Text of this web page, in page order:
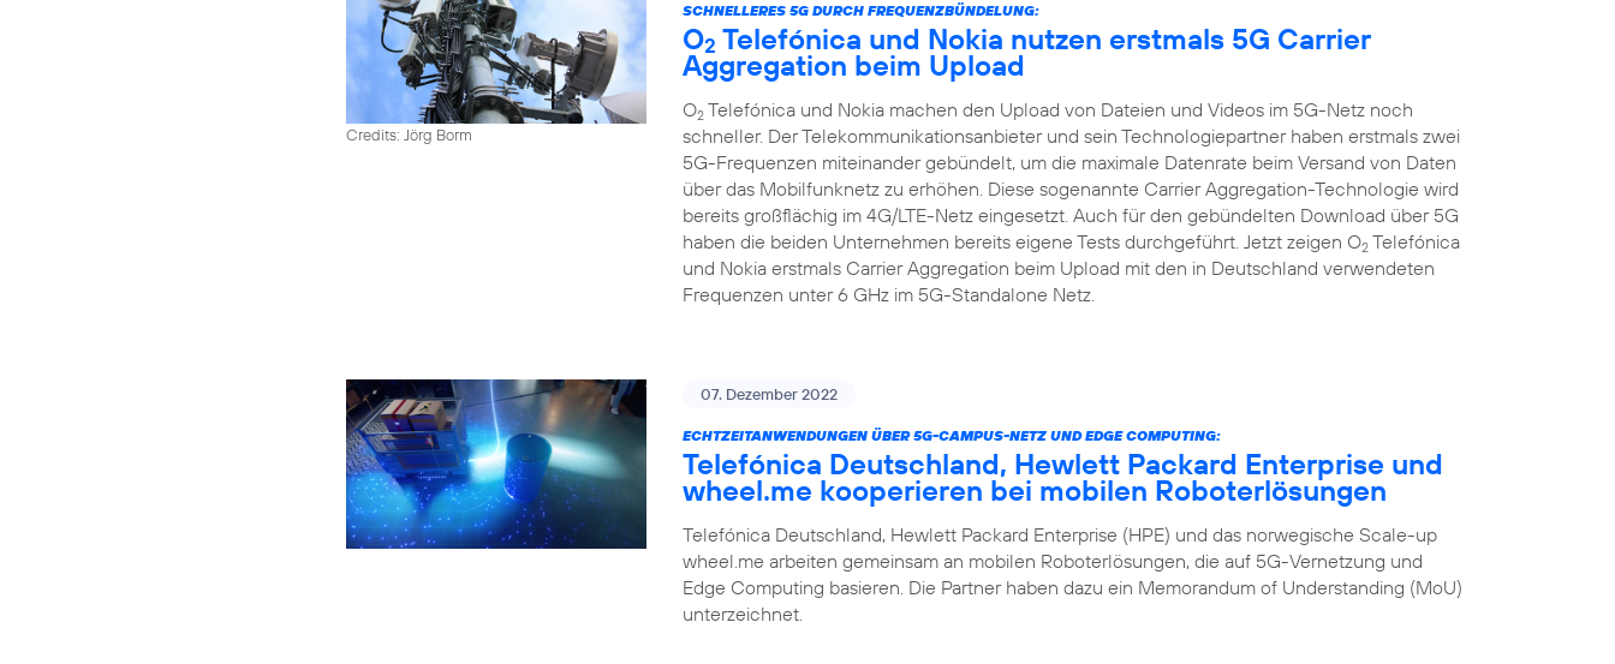
Credits: Jörg Borm
SCHNELLERES 5G DURCH FREQUENZBÜNDELUNG:
O2 Telefónica und Nokia nutzen erstmals 5G Carrier
Aggregation beim Upload
O2 Telefónica und Nokia machen den Upload von Dateien und Videos im 5G-Netz noch
schneller. Der Telekommunikationsanbieter und sein Technologiepartner haben erstmals zwei
5G-Frequenzen miteinander gebündelt, um die maximale Datenrate beim Versand von Daten
über das Mobilfunknetz zu erhöhen. Diese sogenannte Carrier Aggregation-Technologie wird
bereits großflächig im 4G/LTE-Netz eingesetzt. Auch für den gebündelten Download über 5G
haben die beiden Unternehmen bereits eigene Tests durchgeführt. Jetzt zeigen O2 Telefónica
und Nokia erstmals Carrier Aggregation beim Upload mit den in Deutschland verwendeten
Frequenzen unter 6 GHz im 5G-Standalone Netz.
07. Dezember 2022
ECHTZEITANWENDUNGEN ÜBER 5G-CAMPUS-NETZ UND EDGE COMPUTING:
Telefónica Deutschland, Hewlett Packard Enterprise und
wheel.me kooperieren bei mobilen Roboterlösungen
Telefónica Deutschland, Hewlett Packard Enterprise (HPE) und das norwegische Scale-up
wheel.me arbeiten gemeinsam an mobilen Roboterlösungen, die auf 5G-Vernetzung und
Edge Computing basieren. Die Partner haben dazu ein Memorandum of Understanding (MoU)
unterzeichnet.